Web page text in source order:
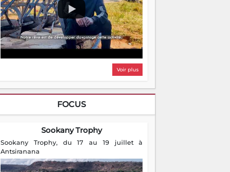
Voir plus
FOCUS
Sookany Trophy
Sookany Trophy, du 17 au 19 juillet à
Antsiranana